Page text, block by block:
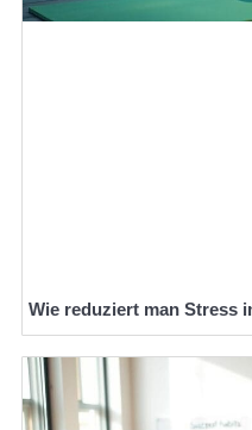
Wie reduziert man Stress